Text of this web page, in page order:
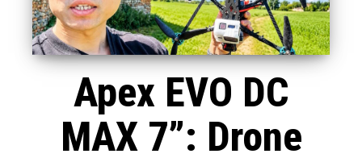
Apex EVO DC
MAX 7”: Drone